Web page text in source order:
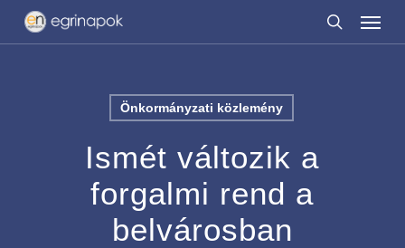
Skip
search
Menu
Önkormányzati közlemény
Ismét változik a
forgalmi rend a
belvárosban